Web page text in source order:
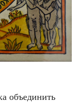
объ­еди­нить